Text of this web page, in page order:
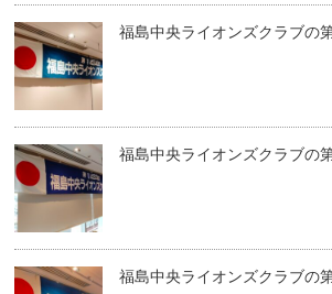
福島中央ライオンズクラブの
福島中央ライオンズクラブの
福島中央ライオンズクラブの